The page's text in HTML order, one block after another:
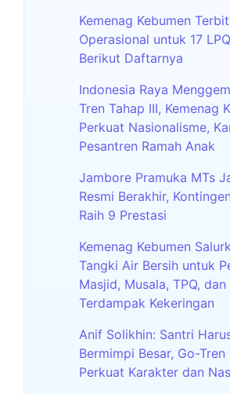
Kemenag Kebumen
Operasional untuk 17
Berikut Daftarnya
Indonesia Raya
Tren Tahap III, Kemenag
Perkuat Nasionalisme,
Pesantren Ramah Anak
Jambore Pramuka MTs
Resmi Berakhir,
Raih 9 Prestasi
Kemenag Kebumen
Tangki Air Bersih untuk
Masjid, Musala, TPQ,
Terdampak Kekeringan
Anif Solikhin: Santri
Bermimpi Besar, Go-Tren
Perkuat Karakter dan